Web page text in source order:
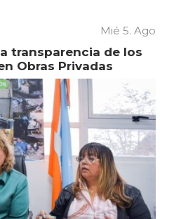
Mié 5. Ago
transparencia de los
Obras Privadas